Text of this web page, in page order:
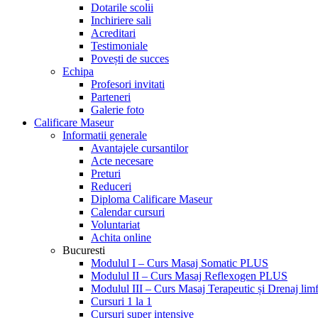
Dotarile scolii
Inchiriere sali
Acreditari
Testimoniale
Povești de succes
Echipa
Profesori invitati
Parteneri
Galerie foto
Calificare Maseur
Informatii generale
Avantajele cursantilor
Acte necesare
Preturi
Reduceri
Diploma Calificare Maseur
Calendar cursuri
Voluntariat
Achita online
Bucuresti
Modulul I – Curs Masaj Somatic PLUS
Modulul II – Curs Masaj Reflexogen PLUS
Modulul III – Curs Masaj Terapeutic și Drenaj
Cursuri 1 la 1
Cursuri super intensive